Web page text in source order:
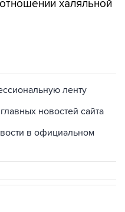
новостей сайта
в официальном